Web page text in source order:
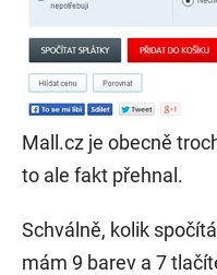
Mall.cz je obecně
to ale fakt přehnal.
Schválně, kolik
mám 9 barev a 7